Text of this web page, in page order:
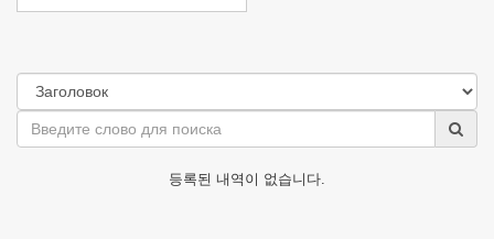
등록된 내역이 없습니다.